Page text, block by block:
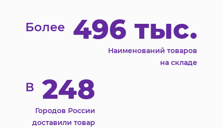
Более 496 тыс.
Наименований товаров
на складе
В 248
Городов России
доставили товар